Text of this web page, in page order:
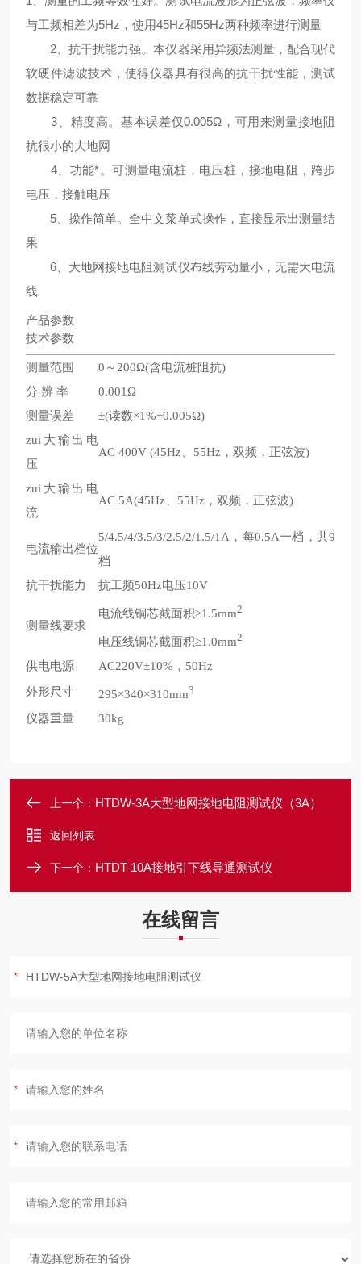
与工频相差为5Hz，使用45Hz和55Hz两种频率进行测量
2、抗干扰能力强。本仪器采用异频法测量，配合现代
软硬件滤波技术，使得仪器具有很高的抗干扰性能，测试
数据稳定可靠
3、精度高。基本误差仅0.005Ω，可用来测量接地阻
抗很小的大地网
4、功能*。可测量电流桩，电压桩，接地电阻，跨步
电压，接触电压
5、操作简单。全中文菜单式操作，直接显示出测量结
果
6、大地网接地电阻测试仪布线劳动量小，无需大电流
线
产品参数
技术参数
测量范围
0～200Ω(含电流桩阻抗)
分 辨 率
0.001Ω
测量误差
±(读数×1%+0.005Ω)
zui大输出电
压
AC 400V (45Hz、55Hz，双频，正弦波)
zui大输出电
流
AC 5A(45Hz、55Hz，双频，正弦波)
电流输出档位
5/4.5/4/3.5/3/2.5/2/1.5/1A，每0.5A一档，共9
档
抗干扰能力
抗工频50Hz电压10V
测量线要求
电流线铜芯截面积≥1.5mm2
电压线铜芯截面积≥1.0mm2
供电电源
AC220V±10%，50Hz
外形尺寸
295×340×310mm3
仪器重量 30kg
上一个： HTDW-3A大型地网接地电阻测试仪（3A）
返回列表
下一个： HTDT-10A接地引下线导通测试仪
在线留言